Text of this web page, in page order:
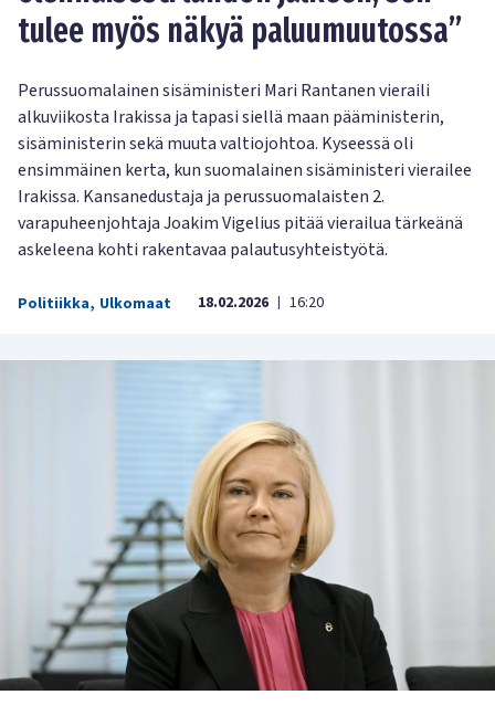
tulee myös näkyä paluumuutossa”
Perussuomalainen sisäministeri Mari Rantanen vieraili
alkuviikosta Irakissa ja tapasi siellä maan pääministerin,
sisäministerin sekä muuta valtiojohtoa. Kyseessä oli
ensimmäinen kerta, kun suomalainen sisäministeri vierailee
Irakissa. Kansanedustaja ja perussuomalaisten 2.
varapuheenjohtaja Joakim Vigelius pitää vierailua tärkeänä
askeleena kohti rakentavaa palautusyhteistyötä.
Politiikka, Ulkomaat 18.02.2026 | 16:20